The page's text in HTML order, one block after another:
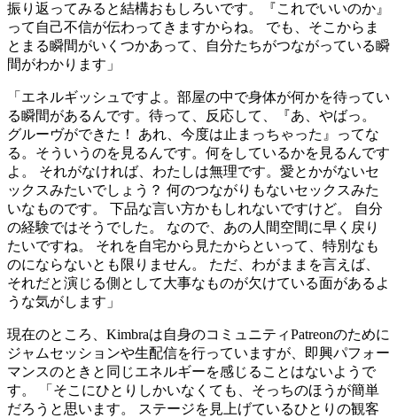
振り返ってみると結構おもしろいです。『これでいいのか』
って自己不信が伝わってきますからね。 でも、そこからま
とまる瞬間がいくつかあって、自分たちがつながっている瞬
間がわかります」
「エネルギッシュですよ。部屋の中で身体が何かを待ってい
る瞬間があるんです。待って、反応して、『あ、やばっ。
グルーヴができた！ あれ、今度は止まっちゃった』ってな
る。そういうのを見るんです。何をしているかを見るんです
よ。 それがなければ、わたしは無理です。愛とかがないセ
ックスみたいでしょう？ 何のつながりもないセックスみた
いなものです。 下品な言い方かもしれないですけど。 自分
の経験ではそうでした。 なので、あの人間空間に早く戻り
たいですね。 それを自宅から見たからといって、特別なも
のにならないとも限りません。 ただ、わがままを言えば、
それだと演じる側として大事なものが欠けている面があるよ
うな気がします」
現在のところ、Kimbraは自身のコミュニティPatreonのために
ジャムセッションや生配信を行っていますが、即興パフォー
マンスのときと同じエネルギーを感じることはないようで
す。 「そこにひとりしかいなくても、そっちのほうが簡単
だろうと思います。 ステージを見上げているひとりの観客